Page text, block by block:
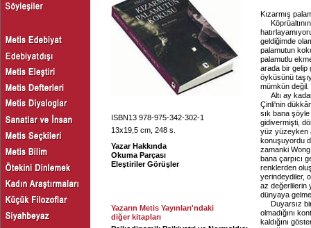
ISBN13 978-975-342-302-1
13x19,5 cm, 248 s.
Yazar Hakkında
Okuma Parçası
Eleştiriler Görüşler
Yazarın Metis Yayınları'ndaki
diğer kitapları
Kızarmış
geldiğimde
palamutun
palamutlu
arada bir gelip
öyküsünü
mümkün değil.
Altı ay
Çinli'nin
sık bana
gidivermişti,
yüz yüzeyken
konuşuyordu
zamanki Wong
bana çarpıcı
renklerden
yerindeydiler,
az değerlilerin
dünyaya
Duyarsız
olmadığını
kaldığını